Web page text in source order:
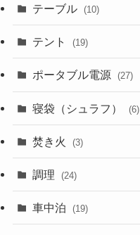
テーブル (10)
テント (19)
ポータブル電源 (27)
寝袋（シュラフ） (6)
焚き火 (3)
調理 (24)
車中泊 (19)